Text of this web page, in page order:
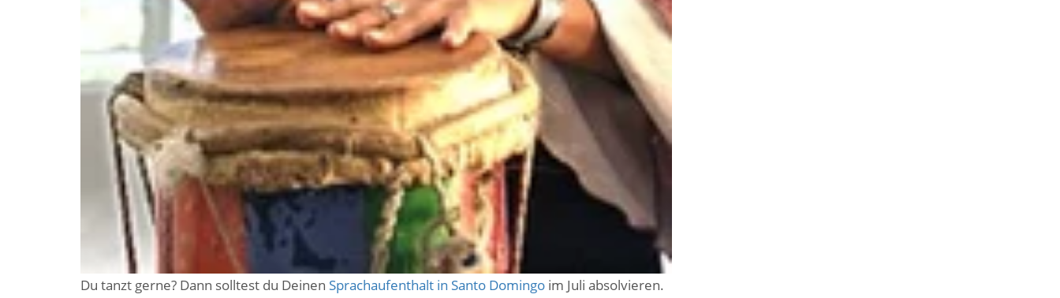
Du tanzt gerne? Dann solltest du Deinen Sprachaufenthalt in Santo Domingo im Juli absolvieren.